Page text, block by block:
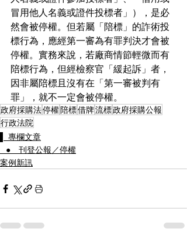
冒用他人名義或證件投標者」），是必
然會被停權。但若屬「陪標」的詐術投
標行為，應經第一審為有罪判決才會被
停權。實務來說，若廠商情節輕微而有
陪標行為，但經檢察官「緩起訴」者，
因非屬陪標且沒有在「第一審被判有
罪」，就不一定會被停權。
政府採購法停權陪標借牌流標政府採購公報
行政法院
▌ 專欄文章
⠀● 刊登公報／停權
案例新訊